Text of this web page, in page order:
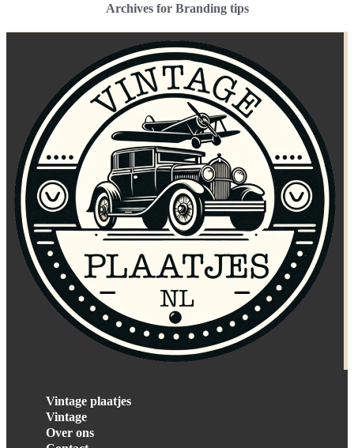
Archives for Branding tips
Vintage plaatjes
Vintage
Over ons